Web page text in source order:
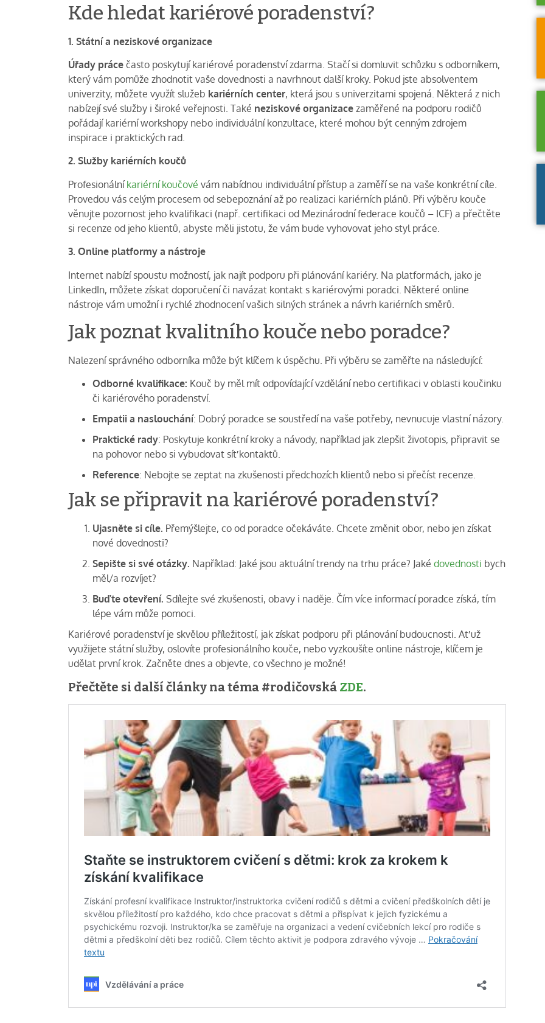
Kde hledat kariérové poradenství?
1. Státní a neziskové organizace
Úřady práce často poskytují kariérové poradenství zdarma. Stačí si domluvit schůzku s odborníkem,
který vám pomůže zhodnotit vaše dovednosti a navrhnout další kroky. Pokud jste absolventem
univerzity, můžete využít služeb kariérních center, která jsou s univerzitami spojená. Některá z nich
nabízejí své služby i široké veřejnosti. Také neziskové organizace zaměřené na podporu rodičů
pořádají kariérní workshopy nebo individuální konzultace, které mohou být cenným zdrojem
inspirace i praktických rad.
2. Služby kariérních koučů
Profesionálníkariérní koučové vám nabídnou individuální přístup a zaměří se na vaše konkrétní cíle.
Provedou vás celým procesem od sebepoznání až po realizaci kariérních plánů. Při výběru kouče
věnujte pozornost jeho kvalifikaci (např. certifikaci od Mezinárodní federace koučů – ICF) a přečtěte
si recenze od jeho klientů, abyste měli jistotu, že vám bude vyhovovat jeho styl práce.
3. Online platformy a nástroje
Internet nabízí spoustu možností, jak najít podporu při plánování kariéry. Na platformách, jako je
LinkedIn, můžete získat doporučení či navázat kontakt s kariérovými poradci. Některé online
nástroje vám umožní i rychlé zhodnocení vašich silných stránek a návrh kariérních směrů.
Jak poznat kvalitního kouče nebo poradce?
Nalezení správného odborníka může být klíčem k úspěchu. Při výběru se zaměřte na následující:
Odborné kvalifikace: Kouč by měl mít odpovídající vzdělání nebo certifikaci v oblasti koučinku
či kariérového poradenství.
Empatii a naslouchání: Dobrý poradce se soustředí na vaše potřeby, nevnucuje vlastní názory.
Praktické rady: Poskytuje konkrétní kroky a návody, například jak zlepšit životopis, připravit se
na pohovor nebo si vybudovat síť kontaktů.
Reference: Nebojte se zeptat na zkušenosti předchozích klientů nebo si přečíst recenze.
Jak se připravit na kariérové poradenství?
Ujasněte si cíle. Přemýšlejte, co od poradce očekáváte. Chcete změnit obor, nebo jen získat
nové dovednosti?
Sepište si své otázky. Například: Jaké jsou aktuální trendy na trhu práce? Jaké dovednosti bych
měl/a rozvíjet?
Buďte otevření. Sdílejte své zkušenosti, obavy i naděje. Čím více informací poradce získá, tím
lépe vám může pomoci.
Kariérové poradenství je skvělou příležitostí, jak získat podporu při plánování budoucnosti. Ať už
využijete státní služby, oslovíte profesionálního kouče, nebo vyzkoušíte online nástroje, klíčem je
udělat první krok. Začněte dnes a objevte, co všechno je možné!
Přečtěte si další články na téma #rodičovská ZDE.